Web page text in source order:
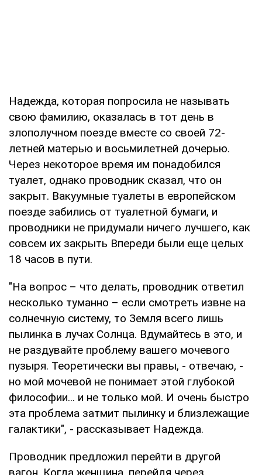
Надежда, которая попросила не называть
свою фамилию, оказалась в тот день в
злополучном поезде вместе со своей 72-
летней матерью и восьмилетней дочерью.
Через некоторое время им понадобился
туалет, однако проводник сказал, что он
закрыт. Вакуумные туалеты в европейском
поезде забились от туалетной бумаги, и
проводники не придумали ничего лучшего, как
совсем их закрыть Впереди были еще целых
18 часов в пути.
"На вопрос – что делать, проводник ответил
несколько туманно – если смотреть извне на
солнечную систему, то Земля всего лишь
пылинка в лучах Солнца. Вдумайтесь в это, и
не раздувайте проблему вашего мочевого
пузыря. Теоретически вы правы, - отвечаю, -
но мой мочевой не понимает этой глубокой
философии... и не только мой. И очень быстро
эта проблема затмит пылинку и близлежащие
галактики", - рассказывает Надежда.
Проводник предложил перейти в другой
вагон. Когда женщина, перейдя через